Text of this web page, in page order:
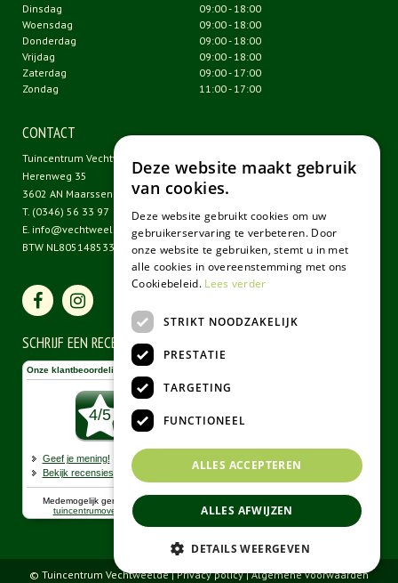
Dinsdag
09:00 - 18:00
Woensdag
09:00 - 18:00
Donderdag
09:00 - 18:00
Vrijdag
09:00 - 18:00
Zaterdag
09:00 - 17:00
Zondag
11:00 - 17:00
CONTACT
Tuincentrum Vechtweelde
Herenweg 35
3602 AN Maarssen
T. (0346) 56 33 97
E. info@vechtweelde.nl
BTW NL805148533B01
SCHRIJF EEN RECENSIE
© Tuincentrum Vechtweelde |Privacy policy|Algemene voorwaarden
Deze website maakt gebruik
van cookies.
Deze website gebruikt cookies om uw
gebruikerservaring te verbeteren. Door
onze website te gebruiken, stemt u in met
alle cookies in overeenstemming met ons
Cookiebeleid. Lees verder
STRIKT NOODZAKELIJK
PRESTATIE
TARGETING
FUNCTIONEEL
ALLES ACCEPTEREN
ALLES AFWIJZEN
DETAILS WEERGEVEN